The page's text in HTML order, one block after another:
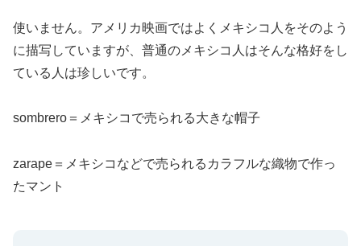
使いません。アメリカ映画ではよくメキシコ人をそのよう
に描写していますが、普通のメキシコ人はそんな格好をし
ている人は珍しいです。
sombrero＝メキシコで売られる大きな帽子
zarape＝メキシコなどで売られるカラフルな織物で作っ
たマント